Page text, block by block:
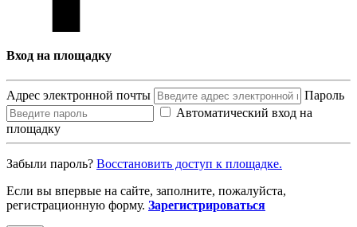
Вход на площадку
Адрес электронной почты
Пароль
Автоматический вход на
площадку
Забыли пароль? Восcтановить доступ к площадке.
Если вы впервые на сайте, заполните, пожалуйста,
регистрационную форму. Зарегистрироваться